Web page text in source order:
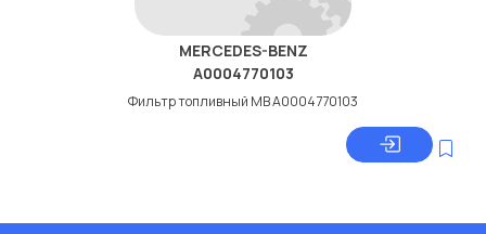
MERCEDES-BENZ
A0004770103
Фильтр топливный МВ A0004770103